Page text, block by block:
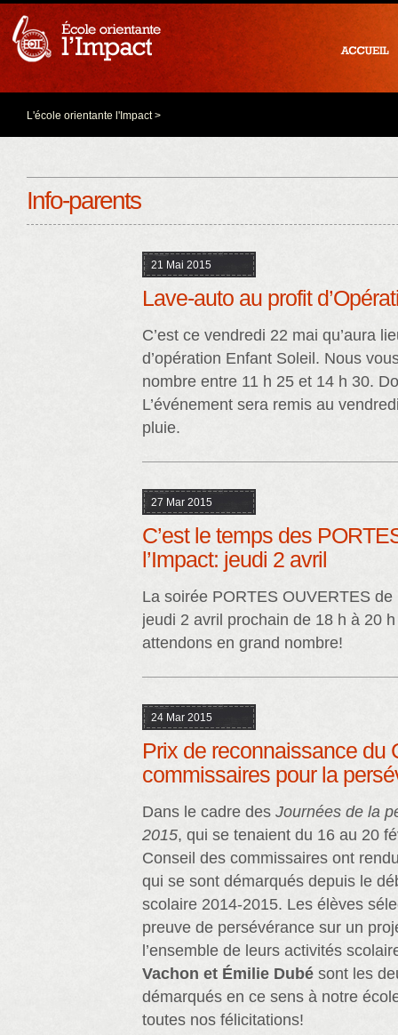
L'école orientante l'Impact>
Info-parents
21 Mai 2015
Lave-auto au profit
C’est ce vendredi 22 mai qu’aura
d’opération Enfant Soleil. Nous
nombre entre 11 h 25 et 14 h 30.
L’événement sera remis au
pluie.
27 Mar 2015
C’est le temps des
l’Impact: jeudi 2 avril
La soirée PORTES OUVERTES de
jeudi 2 avril prochain de 18 h à 20
attendons en grand nombre!
24 Mar 2015
Prix de reconnaissance du
commissaires pour la
Dans le cadre des Journées de la
2015, qui se tenaient du 16 au 20
Conseil des commissaires ont
qui se sont démarqués depuis le
scolaire 2014-2015. Les élèves
preuve de persévérance sur un
l’ensemble de leurs activités
Vachon et Émilie Dubé sont les
démarqués en ce sens à notre
toutes nos félicitations!